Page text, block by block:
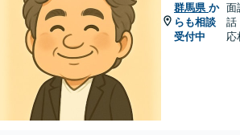
群馬県 か
らも相談
受付中
面
話
応